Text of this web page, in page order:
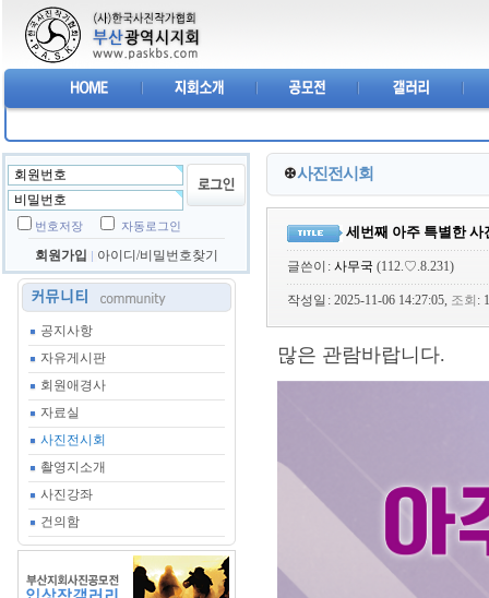
번호저장 자동로그인
회원가입 아이디/비밀번호찾기
공지사항
자유게시판
회원애경사
자료실
사진전시회
촬영지소개
사진강좌
건의함
사진전시회
세번째 아주 특별한 사
글쓴이 : 사무국 (112.♡.8.231)
작성일 : 2025-11-06 14:27:05, 조회 :
많은 관람바랍니다.